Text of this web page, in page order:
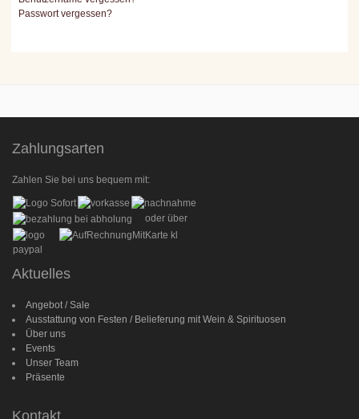
Passwort vergessen?
Zahlungsarten
Zahlen Sie bei uns bequem mit:
oder über
Aktuelles
Angebot / Sale
Ausstattung von Festen / Belieferung mit Wein & Spirituosen
Über uns
Events
Unser Team
Präsente
Kontakt